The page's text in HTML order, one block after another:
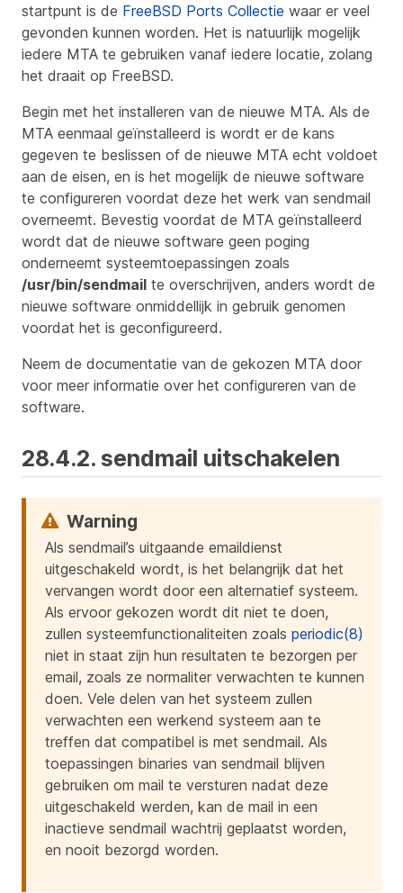
startpunt is de FreeBSD Ports Collectie waar er veel
gevonden kunnen worden. Het is natuurlijk mogelijk
iedere MTA te gebruiken vanaf iedere locatie, zolang
het draait op FreeBSD.
Begin met het installeren van de nieuwe MTA. Als de
MTA eenmaal geïnstalleerd is wordt er de kans
gegeven te beslissen of de nieuwe MTA echt voldoet
aan de eisen, en is het mogelijk de nieuwe software
te configureren voordat deze het werk van sendmail
overneemt. Bevestig voordat de MTA geïnstalleerd
wordt dat de nieuwe software geen poging
onderneemt systeemtoepassingen zoals
/usr/bin/sendmail te overschrijven, anders wordt de
nieuwe software onmiddellijk in gebruik genomen
voordat het is geconfigureerd.
Neem de documentatie van de gekozen MTA door
voor meer informatie over het configureren van de
software.
28.4.2. sendmail uitschakelen
Als sendmail’s uitgaande emaildienst
uitgeschakeld wordt, is het belangrijk dat het
vervangen wordt door een alternatief systeem.
Als ervoor gekozen wordt dit niet te doen,
zullen systeemfunctionaliteiten zoals periodic(8)
niet in staat zijn hun resultaten te bezorgen per
email, zoals ze normaliter verwachten te kunnen
doen. Vele delen van het systeem zullen
verwachten een werkend systeem aan te
treffen dat compatibel is met sendmail. Als
toepassingen binaries van sendmail blijven
gebruiken om mail te versturen nadat deze
uitgeschakeld werden, kan de mail in een
inactieve sendmail wachtrij geplaatst worden,
en nooit bezorgd worden.